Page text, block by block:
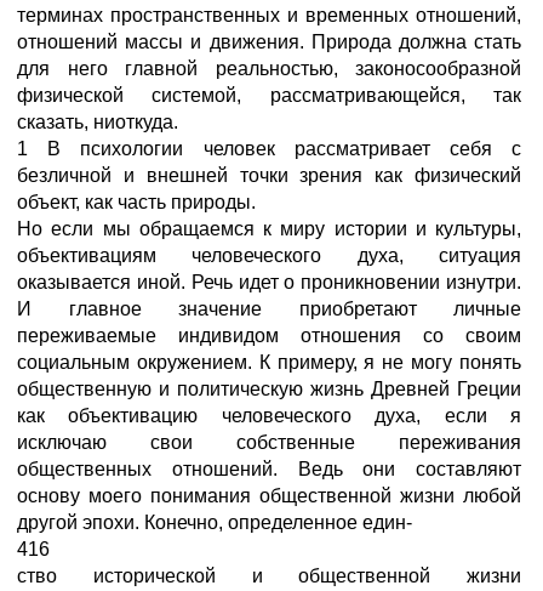
терминах пространственных и временных отношений,
отношений массы и движения. Природа должна стать
для него главной реальностью, законосообразной
физической системой, рассматривающейся, так
сказать, ниоткуда.
1 В психологии человек рассматривает себя с
безличной и внешней точки зрения как физический
объект, как часть природы.
Но если мы обращаемся к миру истории и культуры,
объективациям человеческого духа, ситуация
оказывается иной. Речь идет о проникновении изнутри.
И главное значение приобретают личные
переживаемые индивидом отношения со своим
социальным окружением. К примеру, я не могу понять
общественную и политическую жизнь Древней Греции
как объективацию человеческого духа, если я
исключаю свои собственные переживания
общественных отношений. Ведь они составляют
основу моего понимания общественной жизни любой
другой эпохи. Конечно, определенное един-
416
ство исторической и общественной жизни